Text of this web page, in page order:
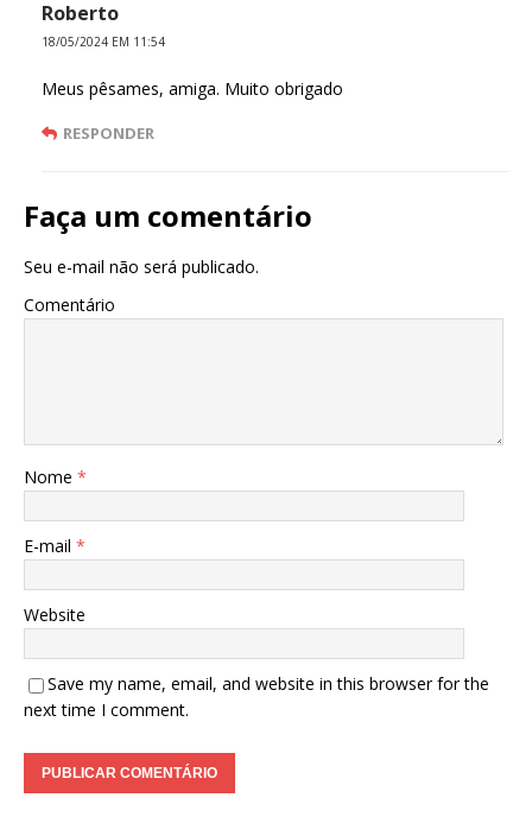
Roberto
18/05/2024 EM 11:54
Meus pêsames, amiga. Muito obrigado
RESPONDER
Faça um comentário
Seu e-mail não será publicado.
Comentário
Nome *
E-mail *
Website
Save my name, email, and website in this browser for the
next time I comment.